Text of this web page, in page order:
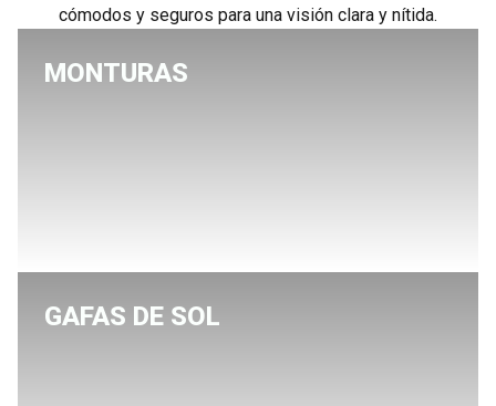
cómodos y seguros para una visión clara y nítida.
MONTURAS
GAFAS DE SOL